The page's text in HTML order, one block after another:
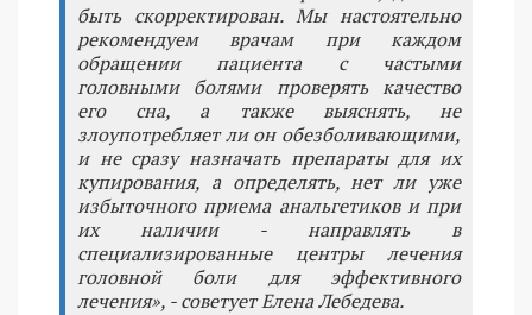
быть скорректирован. Мы настоятельно
рекомендуем врачам при каждом
обращении пациента с частыми
головными болями проверять качество
его сна, а также выяснять, не
злоупотребляет ли он обезболивающими,
и не сразу назначать препараты для их
купирования, а определять, нет ли уже
избыточного приема анальгетиков и при
их наличии - направлять в
специализированные центры лечения
головной боли для эффективного
лечения», - советует Елена Лебедева.